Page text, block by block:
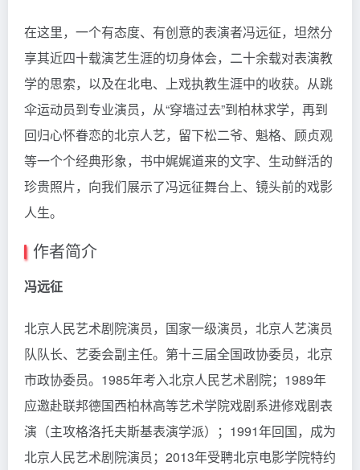
在这里，一个有态度、有创意的表演者冯远征，坦然分
享其近四十载演艺生涯的切身体会，二十余载对表演教
学的思索，以及在北电、上戏执教生涯中的收获。从跳
伞运动员到专业演员，从“穿墙过去”到柏林求学，再到
回归心怀眷恋的北京人艺，留下松二爷、魁格、顾贞观
等一个个经典形象，书中娓娓道来的文字、生动鲜活的
珍贵照片，向我们展示了冯远征舞台上、镜头前的戏影
人生。
作者简介
冯远征
北京人民艺术剧院演员，国家一级演员，北京人艺演员
队队长、艺委会副主任。第十三届全国政协委员，北京
市政协委员。1985年考入北京人民艺术剧院；1989年
应邀赴联邦德国西柏林高等艺术学院戏剧系进修戏剧表
演（主攻格洛托夫斯基表演学派）；1991年回国，成为
北京人民艺术剧院演员；2013年受聘北京电影学院特约